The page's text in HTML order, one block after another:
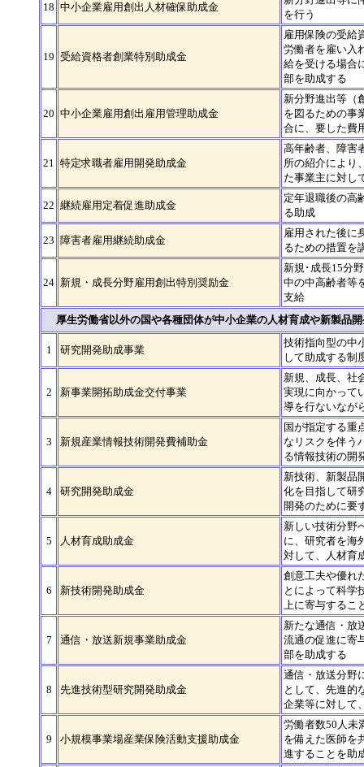
18 中小企業雇用創出人材確保助成金
を行う
19 受給資格者創業特別助成金
雇用保険の受給
労働者を雇い入
給を受ける場合
部を助成する
20 中小企業雇用創出雇用管理助成金
新分野進出等（
を図るための事
合に、要した費
21 特定求職者雇用開発助成金
高年齢者、障害
所の紹介により
た事業主に対し
22 継続雇用定着促進助成金
定年退職後の高
る助成
23 障害者雇用継続助成金
雇用された後に
るための措置を
24 新規・成長分野雇用創出特別奨励金
新規･成長15分
中の中高齢者等
支給
厚生労働省以外の国や各種団体が中小企業の人材育成や新製品
1 研究開発助成事業
技術指向型の中
して助成する制
2 新事業開拓助成金交付事業
新規、成長、社
実現に向かって
導を行ないなが
3 新規産業情報技術開発費補助金
国が指定する重
なリスクを伴う
る情報技術の開
4 研究開発助成金
新技術、新製品
化を目指して研
開発のために要
5 人材育成助成金
新しい技術分野
に、研究者を海
対して、人材育
6 新技術開発助成金
創意工夫や優れ
とによって科学
上に寄与するこ
7 通信・放送新規事業助成金
新たな通信・放
流通の促進に寄
部を助成する
8 先進技術型研究開発助成金
通信・放送分野
として、先進的
企業等に対して
9 小規模事業場産業保険活動支援助成金
労働者数50人未
を備えた医師を
進することを助